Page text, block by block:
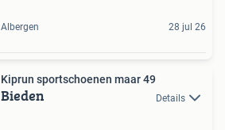
Albergen 28 jul 26
Kiprun sportschoenen maar 49
Bieden Details